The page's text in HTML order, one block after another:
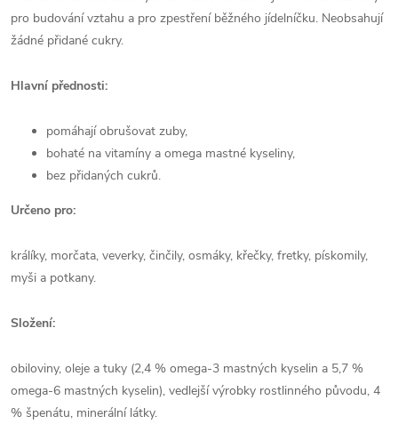
pro budování vztahu a pro zpestření běžného jídelníčku. Neobsahují
žádné přidané cukry.
Hlavní přednosti:
pomáhají obrušovat zuby,
bohaté na vitamíny a omega mastné kyseliny,
bez přidaných cukrů.
Určeno pro:
králíky, morčata, veverky, činčily, osmáky, křečky, fretky, pískomily,
myši a potkany.
Složení:
obiloviny, oleje a tuky (2,4 % omega-3 mastných kyselin a 5,7 %
omega-6 mastných kyselin), vedlejší výrobky rostlinného původu, 4
% špenátu, minerální látky.